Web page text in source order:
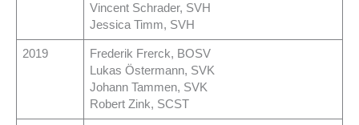
Vincent Schrader, SVH
Jessica Timm, SVH
2019
Frederik Frerck, BOSV
Lukas Östermann, SVK
Johann Tammen, SVK
Robert Zink, SCST